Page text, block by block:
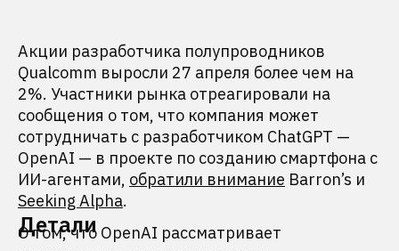
Акции разработчика полупроводников
Qualcomm выросли 27 апреля более чем на
2%. Участники рынка отреагировали на
сообщения о том, что компания может
сотрудничать с разработчиком ChatGPT —
OpenAI — в проекте по созданию смартфона с
ИИ-агентами, обратили внимание Barron’s и
Seeking Alpha.
Детали
О том, что OpenAI рассматривает